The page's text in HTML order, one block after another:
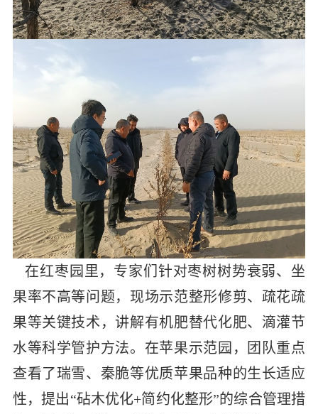
在红枣园里，专家们针对枣树树势衰弱、坐
果率不高等问题，现场示范整形修剪、疏花疏
果等关键技术，讲解有机肥替代化肥、滴灌节
水等科学管护方法。在苹果示范园，团队重点
查看了瑞雪、秦脆等优质苹果品种的生长适应
性，提出“砧木优化+简约化整形”的综合管理措